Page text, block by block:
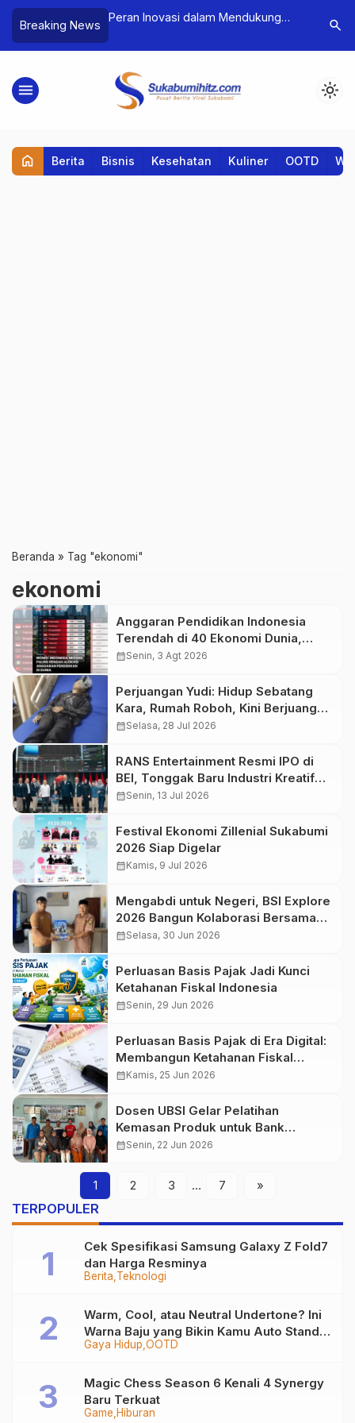
Breaking News
Publik
Peran Inovasi dalam Mendukung
di Ra Ar-
search
menu light_mode
home Berita Bisnis Kesehatan Kuliner OOTD
Beranda » Tag "ekonomi"
ekonomi
Anggaran Pendidikan Indonesia
Terendah di 40 Ekonomi Dunia,
Tantangan Akses Pendidikan Makin
calendar_monthSenin, 3 Agt 2026
Perjuangan Yudi: Hidup Sebatang
Kara, Rumah Roboh, Kini Berjuang
Melawan Penyakit
calendar_monthSelasa, 28 Jul 2026
RANS Entertainment Resmi IPO di
BEI, Tonggak Baru Industri Kreatif
Indonesia
calendar_monthSenin, 13 Jul 2026
Festival Ekonomi Zillenial Sukabumi
2026 Siap Digelar
calendar_monthKamis, 9 Jul 2026
Mengabdi untuk Negeri, BSI Explore
2026 Bangun Kolaborasi Bersama
Masyarakat Ciracap
calendar_monthSelasa, 30 Jun 2026
Perluasan Basis Pajak Jadi Kunci
Ketahanan Fiskal Indonesia
calendar_monthSenin, 29 Jun 2026
Perluasan Basis Pajak di Era Digital:
Membangun Ketahanan Fiskal
Melalui Kepercayaan Masyarakat
calendar_monthKamis, 25 Jun 2026
Dosen UBSI Gelar Pelatihan
Kemasan Produk untuk Bank
Sampah
calendar_monthSenin, 22 Jun 2026
1 2 3 … 7 »
TERPOPULER
Berita Teknologi
Cek Spesifikasi Samsung Galaxy Z Fold7
dan Harga Resminya
Gaya Hidup OOTD
Warm, Cool, atau Neutral Undertone? Ini
Warna Baju yang Bikin Kamu Auto Stand
Out
Game Hiburan
Magic Chess Season 6 Kenali 4 Synergy
Baru Terkuat